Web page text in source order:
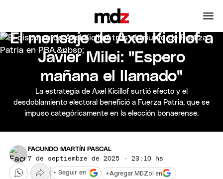
EN VIVO
El mensaje de Axel Kicillof a
Javier Milei: "Espero
mañana el llamado"
La estrategia de Axel Kicillof surtió efecto y el
desdoblamiento electoral benefició a Fuerza Patria, que se
impuso categóricamente en la elección bonaerense.
FACUNDO MARTÍN PASCAL
7 de septiembre de 2025 · 23:10 hs
+Agregar MDZol en
+ Seguir en